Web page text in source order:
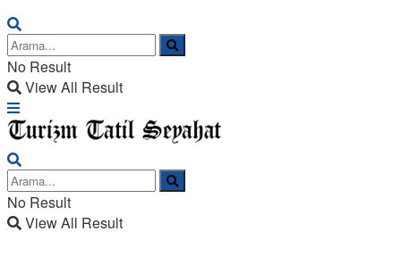
No Result
View All Result
No Result
View All Result